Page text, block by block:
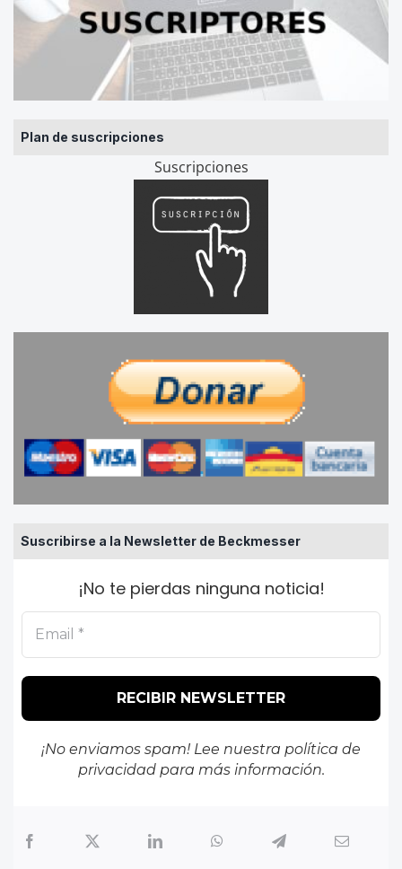
Plan de suscripciones
Suscripciones
Suscribirse a la Newsletter de Beckmesser
¡No te pierdas ninguna noticia!
¡No enviamos spam! Lee nuestra política de
privacidadpara más información.